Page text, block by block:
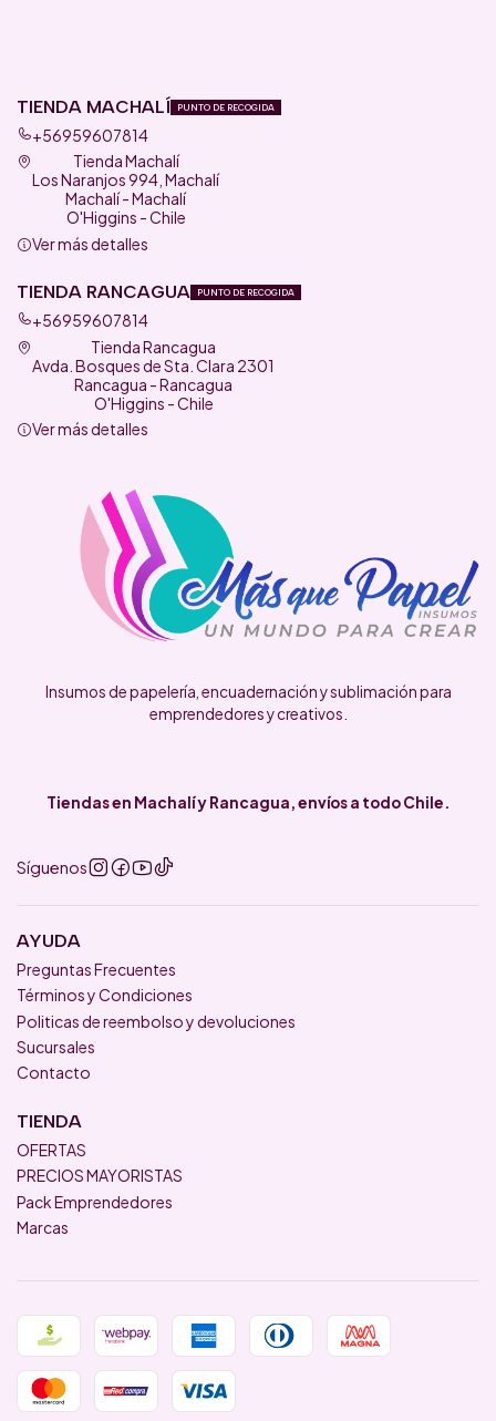
TIENDA MACHALÍ PUNTO DE RECOGIDA
+56959607814
Tienda Machalí
Los Naranjos 994, Machalí
Machalí - Machalí
O'Higgins - Chile
Ver más detalles
TIENDA RANCAGUA PUNTO DE RECOGIDA
+56959607814
Tienda Rancagua
Avda. Bosques de Sta. Clara 2301
Rancagua - Rancagua
O'Higgins - Chile
Ver más detalles
Insumos de papelería, encuadernación y sublimación para
emprendedores y creativos.
Tiendas en Machalí y Rancagua, envíos a todo Chile.
Síguenos
AYUDA
Preguntas Frecuentes
Términos y Condiciones
Politicas de reembolso y devoluciones
Sucursales
Contacto
TIENDA
OFERTAS
PRECIOS MAYORISTAS
Pack Emprendedores
Marcas